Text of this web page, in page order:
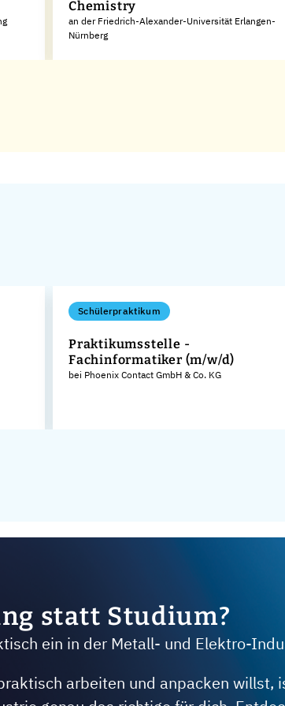
Chemistry
an der Friedrich-Alexander-Universität Erlangen-
Nürnberg
Schülerpraktikum
Praktikumsstelle -
Fachinformatiker (m/w/d)
bei Phoenix Contact GmbH & Co. KG
statt Studium?
ein in der Metall- und Elektro-
arbeiten und anpacken willst,